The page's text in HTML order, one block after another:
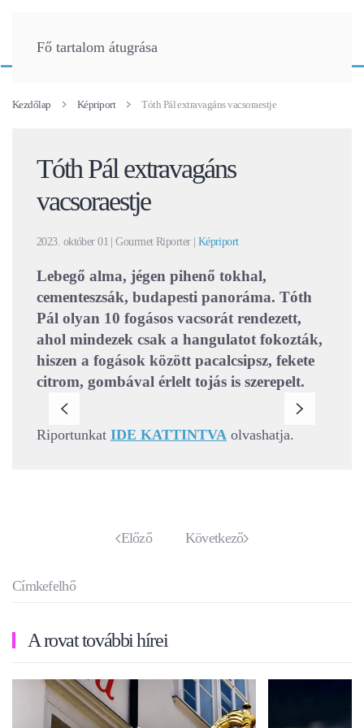
Fő tartalom átugrása
Kezdőlap Képriport Tóth Pál extravagáns vacsoraestje
Tóth Pál extravagáns
vacsoraestje
2023. október 01 | Gourmet Riporter | Képriport
Lebegő alma, jégen pihenő tokhal,
cementeszsák, budapesti panoráma. Tóth
Pál olyan 10 fogásos vacsorát rendezett,
ahol mindezek csak a hangulatot fokozták,
hiszen a fogások között pacalcsipsz, fekete
citrom, gombával érlelt tojás is szerepelt.
Riportunkat IDE KATTINTVA olvashatja.
Előző Következő
Címkefelhő
A rovat további hírei